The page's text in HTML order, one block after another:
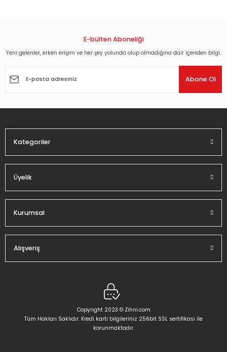
Görüş ve önerileriniz için teşekkür ederiz.
Ürün açıklamasında eksik bilgiler bulunuyor.
E-bülten Aboneliği
Yeni gelenler, erken erişim ve her şey yolunda olup olmadığına dair içeriden bilgi.
Abone Ol
Kategoriler
Üyelik
Kurumsal
Alışveriş
Copyright 2023 © Zihni.com
Tüm Hakları Saklıdır. Kredi kartı bilgileriniz 256bit SSL sertifikası ile
korunmaktadır.